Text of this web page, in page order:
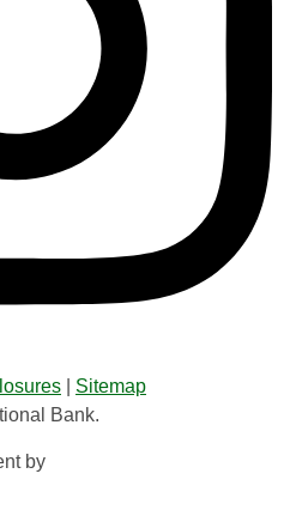
Sitemap
Bank.
by